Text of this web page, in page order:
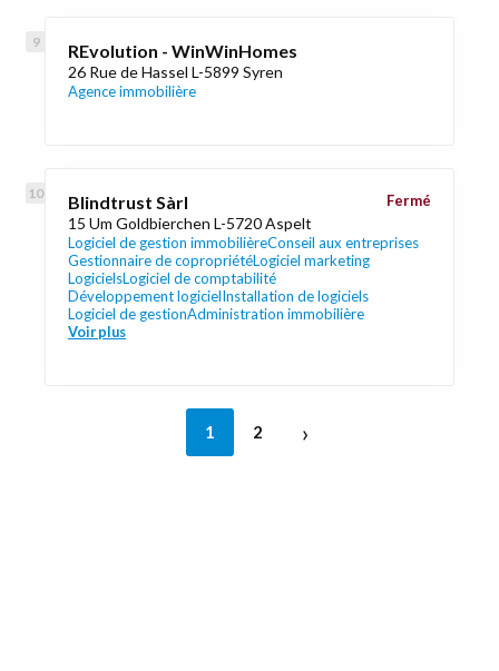
REvolution - WinWinHomes
26 Rue de Hassel L-5899 Syren
Agence immobilière
Blindtrust Sàrl
15 Um Goldbierchen L-5720 Aspelt
Logiciel de gestion immobilièreConseil aux entreprises
Gestionnaire de copropriétéLogiciel marketing
LogicielsLogiciel de comptabilité
Développement logicielInstallation de logiciels
Logiciel de gestionAdministration immobilière
Voir plus
Fermé
1 2 ›